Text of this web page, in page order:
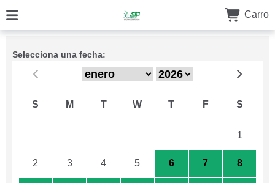
Carro
Selecciona una fecha:
S M T W T F S
1
2 3 4 5 6 7 8